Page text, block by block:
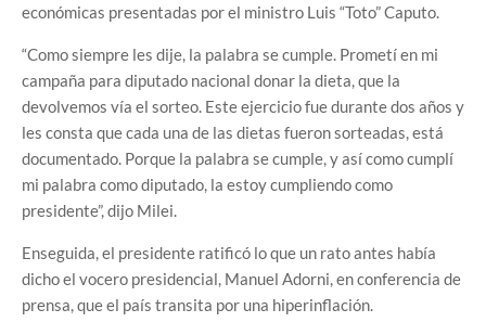
económicas presentadas por el ministro Luis “Toto” Caputo.
“Como siempre les dije, la palabra se cumple. Prometí en mi
campaña para diputado nacional donar la dieta, que la
devolvemos vía el sorteo. Este ejercicio fue durante dos años y
les consta que cada una de las dietas fueron sorteadas, está
documentado. Porque la palabra se cumple, y así como cumplí
mi palabra como diputado, la estoy cumpliendo como
presidente”, dijo Milei.
Enseguida, el presidente ratificó lo que un rato antes había
dicho el vocero presidencial, Manuel Adorni, en conferencia de
prensa, que el país transita por una hiperinflación.